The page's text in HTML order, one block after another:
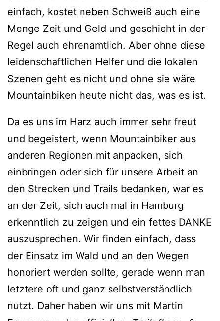
einfach, kostet neben Schweiß auch eine
Menge Zeit und Geld und geschieht in der
Regel auch ehrenamtlich. Aber ohne diese
leidenschaftlichen Helfer und die lokalen
Szenen geht es nicht und ohne sie wäre
Mountainbiken heute nicht das, was es ist.
Da es uns im Harz auch immer sehr freut
und begeistert, wenn Mountainbiker aus
anderen Regionen mit anpacken, sich
einbringen oder sich für unsere Arbeit an
den Strecken und Trails bedanken, war es
an der Zeit, sich auch mal in Hamburg
erkenntlich zu zeigen und ein fettes DANKE
auszusprechen. Wir finden einfach, dass
der Einsatz im Wald und an den Wegen
honoriert werden sollte, gerade wenn man
letztere oft und ganz selbstverständlich
nutzt. Daher haben wir uns mit Martin